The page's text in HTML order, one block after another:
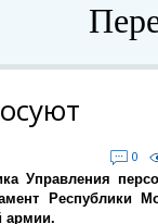
0
Управления
Республики
армии.